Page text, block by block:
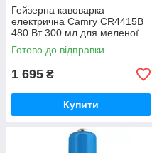
Гейзерна кавоварка
електрична Camry CR4415B
480 Вт 300 мл для меленої
кави з обертанням 360° та
автоматичним вимкненням
Готово до відправки
1 695 ₴
Купити